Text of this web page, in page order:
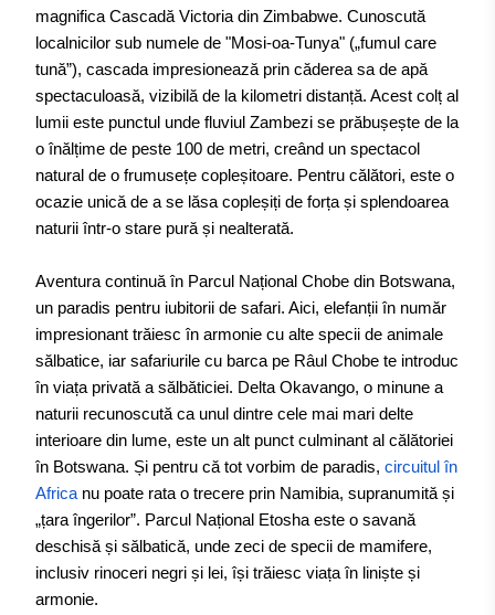
magnifica Cascadă Victoria din Zimbabwe. Cunoscută
localnicilor sub numele de "Mosi-oa-Tunya" („fumul care
tună”), cascada impresionează prin căderea sa de apă
spectaculoasă, vizibilă de la kilometri distanță. Acest colț al
lumii este punctul unde fluviul Zambezi se prăbușește de la
o înălțime de peste 100 de metri, creând un spectacol
natural de o frumusețe copleșitoare. Pentru călători, este o
ocazie unică de a se lăsa copleșiți de forța și splendoarea
naturii într-o stare pură și nealterată.
Aventura continuă în Parcul Național Chobe din Botswana,
un paradis pentru iubitorii de safari. Aici, elefanții în număr
impresionant trăiesc în armonie cu alte specii de animale
sălbatice, iar safariurile cu barca pe Râul Chobe te introduc
în viața privată a sălbăticiei. Delta Okavango, o minune a
naturii recunoscută ca unul dintre cele mai mari delte
interioare din lume, este un alt punct culminant al călătoriei
în Botswana. Și pentru că tot vorbim de paradis, circuitul în
Africa nu poate rata o trecere prin Namibia, supranumită și
„țara îngerilor”. Parcul Național Etosha este o savană
deschisă și sălbatică, unde zeci de specii de mamifere,
inclusiv rinoceri negri și lei, își trăiesc viața în liniște și
armonie.